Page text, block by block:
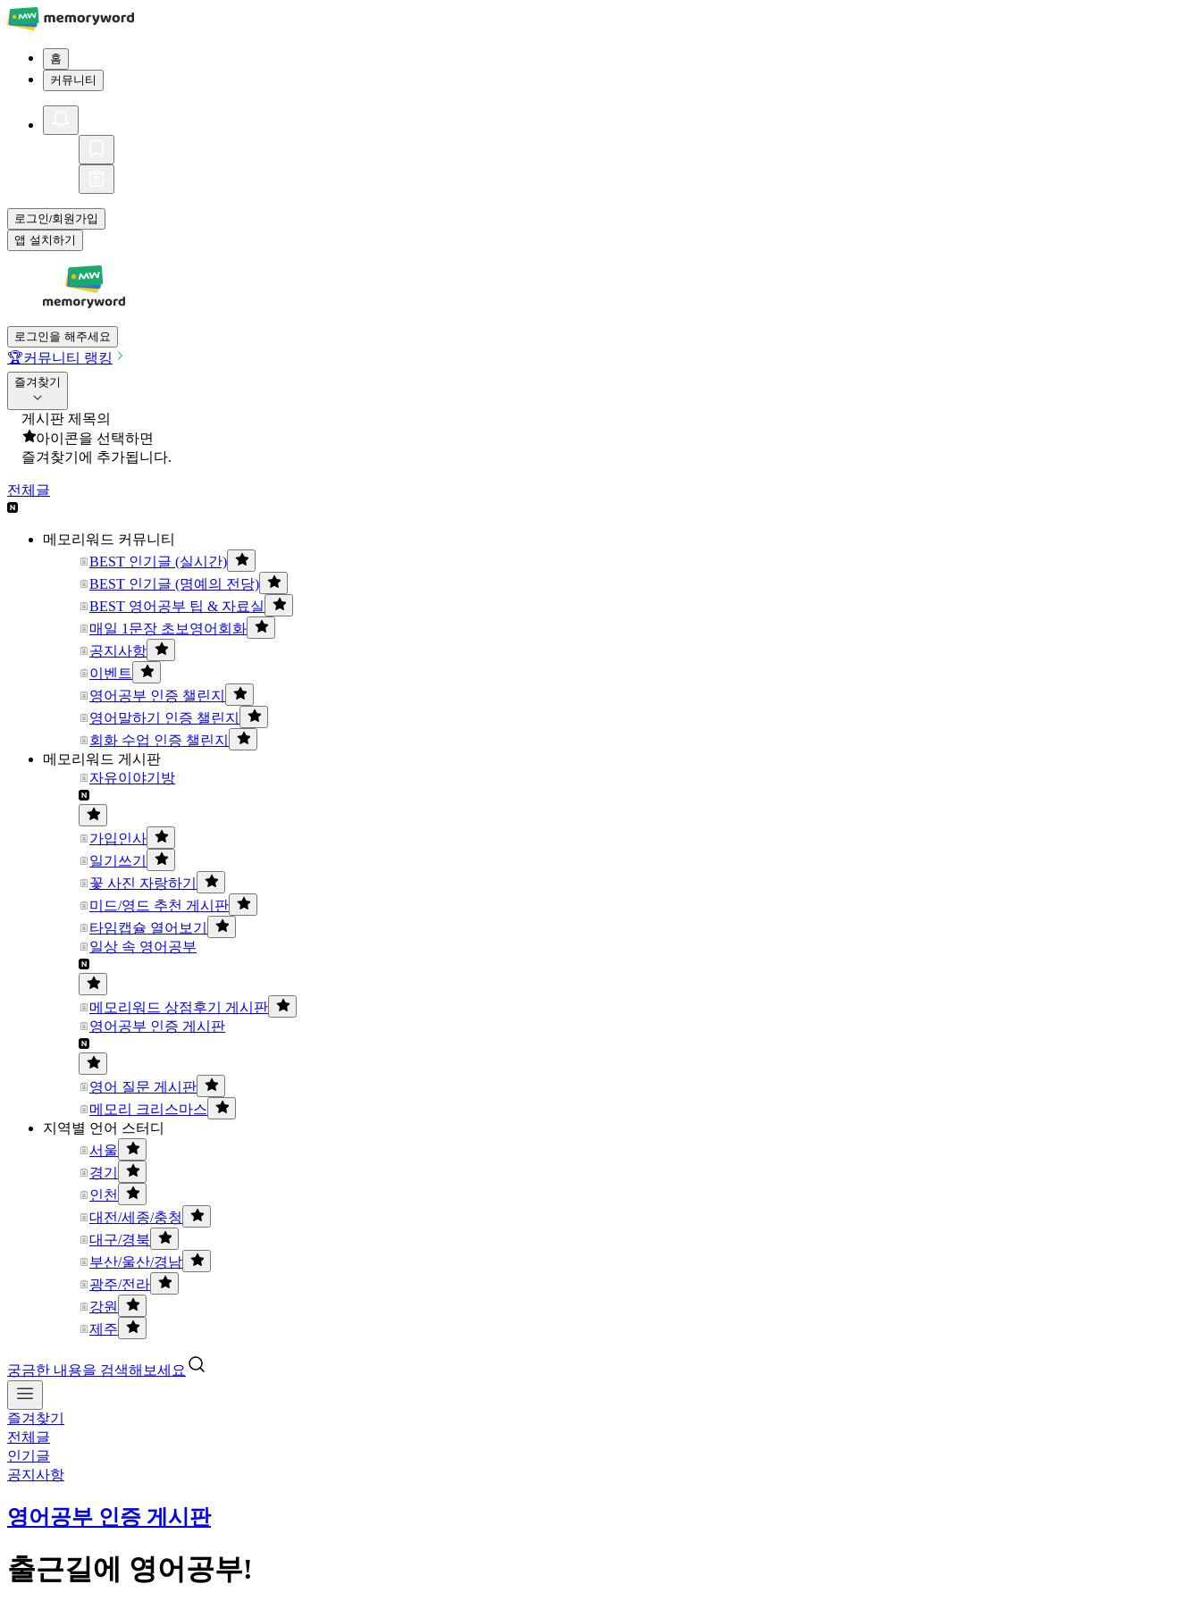
홈
커뮤니티
로그인/회원가입
앱 설치하기
로그인을 해주세요
🏆커뮤니티 랭킹
즐겨찾기
게시판 제목의
아이콘을 선택하면
즐겨찾기에 추가됩니다.
전체글
메모리워드 커뮤니티
BEST 인기글 (실시간)
BEST 인기글 (명예의 전당)
BEST 영어공부 팁 & 자료실
매일 1문장 초보영어회화
공지사항
이벤트
영어공부 인증 챌린지
영어말하기 인증 챌린지
회화 수업 인증 챌린지
메모리워드 게시판
자유이야기방
가입인사
일기쓰기
꽃 사진 자랑하기
미드/영드 추천 게시판
타임캡슐 열어보기
일상 속 영어공부
메모리워드 상점후기 게시판
영어공부 인증 게시판
영어 질문 게시판
메모리 크리스마스
지역별 언어 스터디
서울
경기
인천
대전/세종/충청
대구/경북
부산/울산/경남
광주/전라
강원
제주
궁금한 내용을 검색해보세요
즐겨찾기
전체글
인기글
공지사항
영어공부 인증 게시판
출근길에 영어공부!